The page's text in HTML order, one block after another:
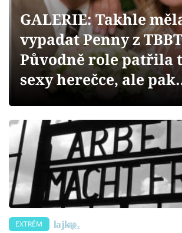
Sledujte prima+
Sledujte nás
GALERIE: Takhle
vypadat Penny z
Původně role patřila
sexy herečce, ale
EXTRÉM